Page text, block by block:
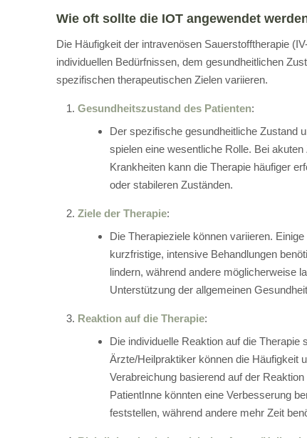
Wie oft sollte die IOT angewendet
Die Häufigkeit der intravenösen Sauerstofftherapie
individuellen Bedürfnissen, dem gesundheitlichen
spezifischen therapeutischen Zielen variieren.
Gesundheitszustand des Patienten:
Der spezifische gesundheitliche Zustand
spielen eine wesentliche Rolle. Bei
Krankheiten kann die Therapie häufiger
oder stabileren Zuständen.
Ziele der Therapie:
Die Therapieziele können variieren.
kurzfristige, intensive Behandlungen
lindern, während andere möglicherweise
Unterstützung der allgemeinen
Reaktion auf die Therapie:
Die individuelle Reaktion auf die Therapie
Ärzte/Heilpraktiker können die Häufigkeit
Verabreichung basierend auf der
PatientInne könnten eine Verbesserung
feststellen, während andere mehr Zeit